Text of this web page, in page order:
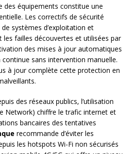
des équipements constitue une
Les correctifs de sécurité
systèmes d’exploitation et
les failles découvertes et utilisées par
des mises à jour automatiques
sans intervention manuelle.
à jour complète cette protection en
des réseaux publics, l’utilisation
Network) chiffre le trafic internet et
bancaires des tentatives
recommande d’éviter les
les hotspots Wi-Fi non sécurisés